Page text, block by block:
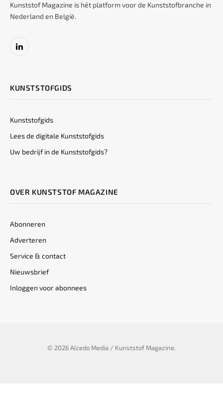
Kunststof Magazine is hét platform voor de Kunststofbranche in
Nederland en België.
LinkedIn
KUNSTSTOFGIDS
Kunststofgids
Lees de digitale Kunststofgids
Uw bedrijf in de Kunststofgids?
OVER KUNSTSTOF MAGAZINE
Abonneren
Adverteren
Service & contact
Nieuwsbrief
Inloggen voor abonnees
© 2026 Alcedo Media / Kunststof Magazine.